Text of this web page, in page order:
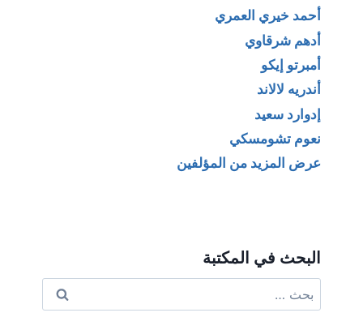
أحمد خيري العمري
أدهم شرقاوي
أمبرتو إيكو
أندريه لالاند
إدوارد سعيد
نعوم تشومسكي
عرض المزيد من المؤلفين
البحث في المكتبة
عن: